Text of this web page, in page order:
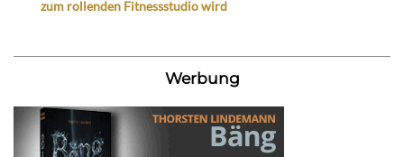
zum rollenden Fitnessstudio wird
Werbung